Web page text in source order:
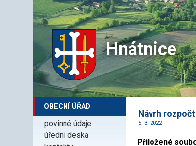
Hnátnice
OBECNÍ ÚŘAD
povinné údaje
úřední deska
Návrh
5. 3. 2022
Přiložené